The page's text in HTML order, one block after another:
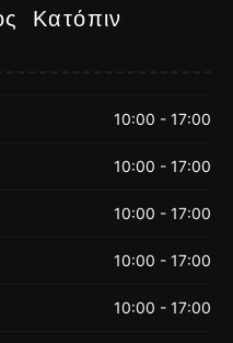
Κατόπιν
10:00 - 17:00
10:00 - 17:00
10:00 - 17:00
10:00 - 17:00
10:00 - 17:00